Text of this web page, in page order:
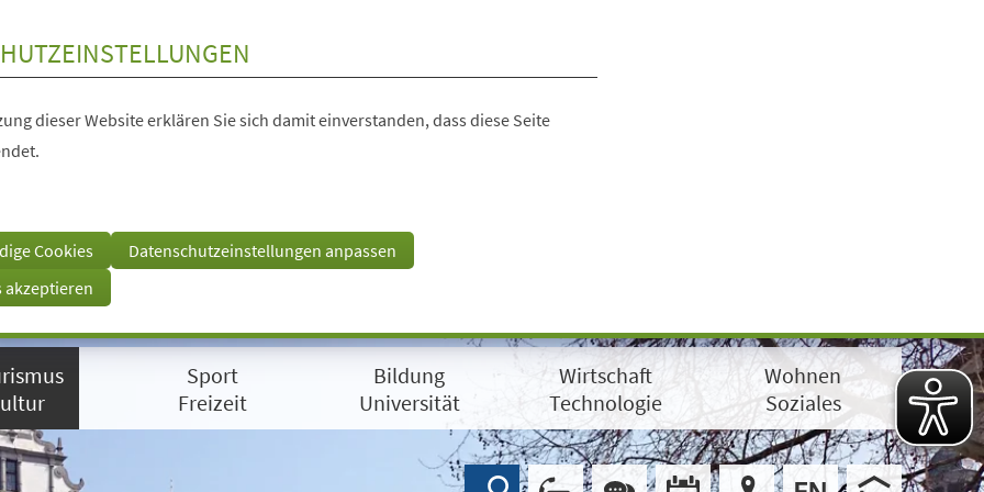
dieser Website erklären Sie sich damit einverstanden, dass diese Seite
Cookies
Datenschutzeinstellungen anpassen
akzeptieren
Sport
Freizeit
Bildung
Universität
Wirtschaft
Technologie
Wohnen
Soziales